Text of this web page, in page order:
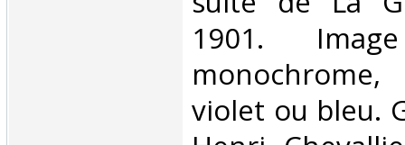
1901.
violet ou bleu.